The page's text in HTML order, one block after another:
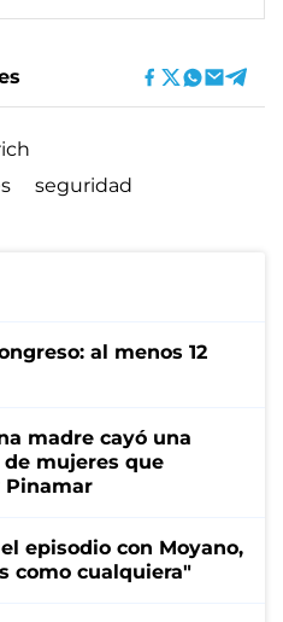
seguridad
al menos 12
madre cayó una
mujeres que
Pinamar
episodio con Moyano,
como cualquiera"